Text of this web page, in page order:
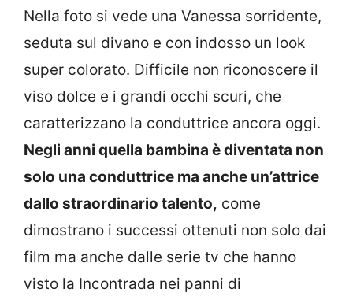
Nella foto si vede una Vanessa sorridente,
seduta sul divano e con indosso un look
super colorato. Difficile non riconoscere il
viso dolce e i grandi occhi scuri, che
caratterizzano la conduttrice ancora oggi.
Negli anni quella bambina è diventata non
solo una conduttrice ma anche un’attrice
dallo straordinario talento, come
dimostrano i successi ottenuti non solo dai
film ma anche dalle serie tv che hanno
visto la Incontrada nei panni di